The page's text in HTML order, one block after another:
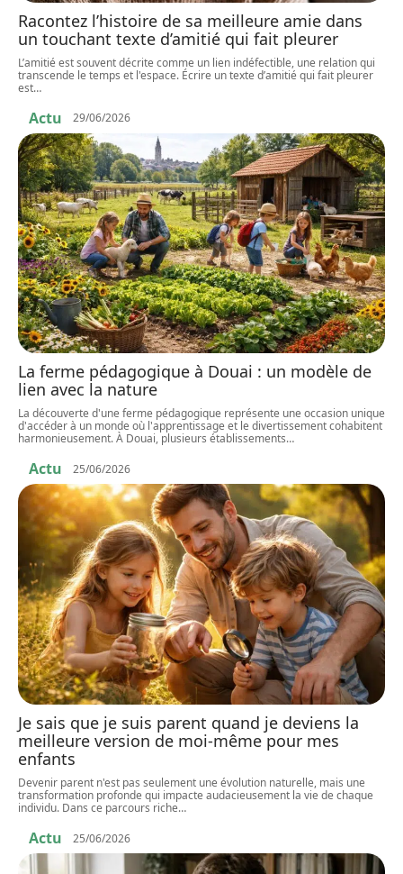
Racontez l’histoire de sa meilleure amie dans
un touchant texte d’amitié qui fait pleurer
L’amitié est souvent décrite comme un lien indéfectible, une relation qui
transcende le temps et l'espace. Écrire un texte d’amitié qui fait pleurer
est…
Actu 29/06/2026
La ferme pédagogique à Douai : un modèle de
lien avec la nature
La découverte d'une ferme pédagogique représente une occasion unique
d'accéder à un monde où l'apprentissage et le divertissement cohabitent
harmonieusement. À Douai, plusieurs établissements…
Actu 25/06/2026
Je sais que je suis parent quand je deviens la
meilleure version de moi-même pour mes
enfants
Devenir parent n'est pas seulement une évolution naturelle, mais une
transformation profonde qui impacte audacieusement la vie de chaque
individu. Dans ce parcours riche…
Actu 25/06/2026